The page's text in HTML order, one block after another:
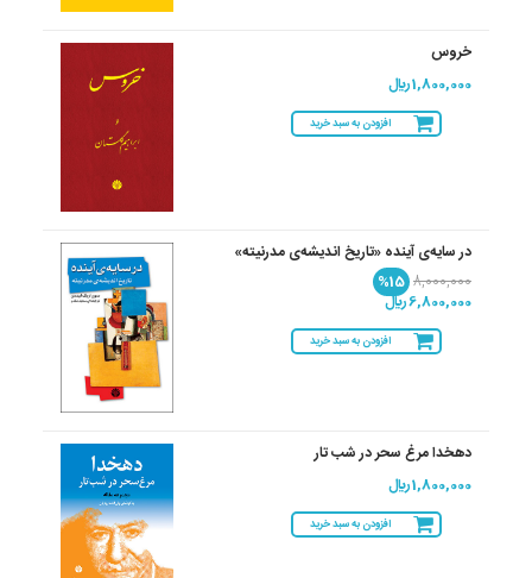
خروس
1,800,000 ريال
افزودن به سبد خرید
در سایه‌ی آینده «تاریخ اندیشه‌ی مدرنیته»
8,000,000
%15
6,800,000 ريال
افزودن به سبد خرید
دهخدا مرغ سحر در شب تار
1,800,000 ريال
افزودن به سبد خرید